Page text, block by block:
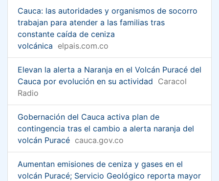
Cauca: las autoridades y organismos de socorro
trabajan para atender a las familias tras
constante caída de ceniza
volcánica elpais.com.co
Elevan la alerta a Naranja en el Volcán Puracé del
Cauca por evolución en su actividad Caracol
Radio
Gobernación del Cauca activa plan de
contingencia tras el cambio a alerta naranja del
volcán Puracé cauca.gov.co
Aumentan emisiones de ceniza y gases en el
volcán Puracé; Servicio Geológico reporta mayor